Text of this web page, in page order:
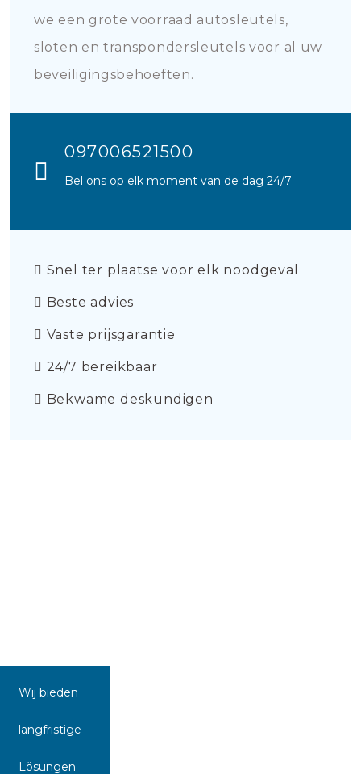
we een grote voorraad autosleutels,
sloten en transpondersleutels voor al uw
beveiligingsbehoeften.
097006521500
Bel ons op elk moment van de dag 24/7
Snel ter plaatse voor elk noodgeval
Beste advies
Vaste prijsgarantie
24/7 bereikbaar
Bekwame deskundigen
Wij bieden
langfristige
Lösungen